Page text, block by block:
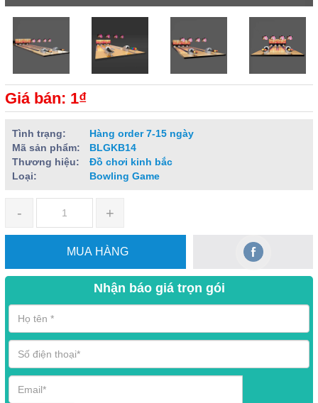
Giá bán: 1₫
Tình trạng:
Hàng order 7-15 ngày
Mã sản phẩm:
BLGKB14
Thương hiệu:
Đồ chơi kinh bắc
Loại:
Bowling Game
- +
MUA HÀNG
Nhận báo giá trọn gói